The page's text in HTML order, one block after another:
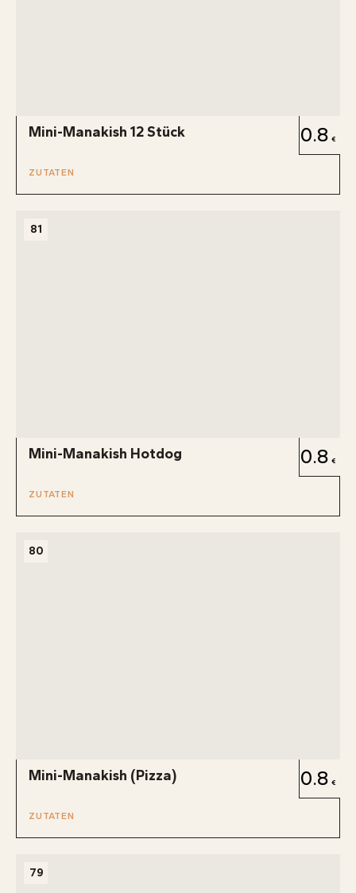
Mini-Manakish 12 Stück 0.8
ZUTATEN
81
Mini-Manakish Hotdog 0.8
ZUTATEN
80
Mini-Manakish (Pizza) 0.8
ZUTATEN
79